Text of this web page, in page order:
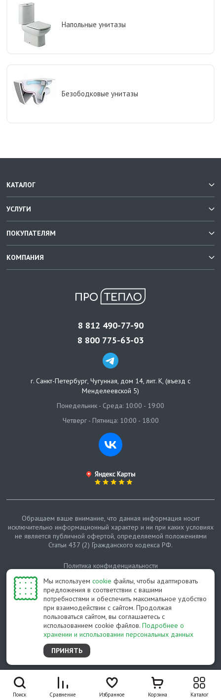
Поиск Сравнение Избранное Корзина Каталог
Напольные унитазы
Безободковые унитазы
Мы используем cookie файлы, чтобы адаптировать
предложения в соответствии с вашими
потребностями и обеспечить максимальное удобство
при взаимодействии с сайтом. Продолжая
пользоваться сайтом, вы соглашаетесь с
использованием cookie файлов. Подробнее о
хранении и использовании персональных данных
ПРИНЯТЬ
КАТАЛОГ
УСЛУГИ
ПОКУПАТЕЛЯМ
КОМПАНИЯ
8 812 490-77-90
8 800 775-63-03
г. Санкт-Петербург, Чугунная, дом 14, лит. К, (въезд с
Менделеевской 5)
Понедельник - Среда: 10:00 - 19:00
Четверг - Пятница: 10:00 - 18:00
© Протепло-СПб, 2011-2026
Обращаем ваше внимание, что данная информация носит
исключительно информационный характер и ни при каких условиях
не является публичной офертой, определяемой положениями
Статьи 437 (2) Гражданского кодекса РФ.
Политика конфиденциальности
Карта сайта
Разработано студией Feel Good St